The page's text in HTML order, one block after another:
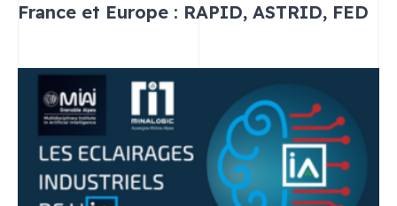
France et Europe : RAPID, ASTRID, FED